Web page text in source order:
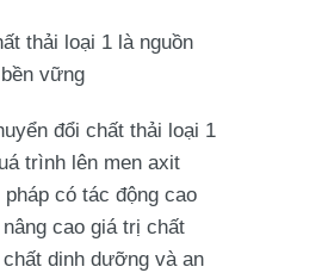
thải loại 1 là nguồn
vững
đổi chất thải loại 1
trình lên men axit
pháp có tác động cao
cao giá trị chất
dinh dưỡng và an